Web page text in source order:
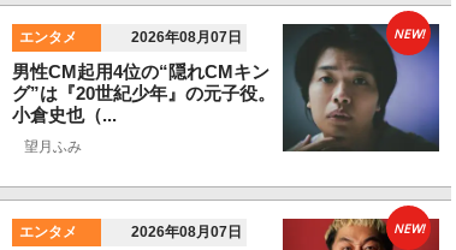
エンタメ 2026年08月07日
男性CM起用4位の“隠れCMキン
グ”は『20世紀少年』の元子役。
小倉史也（...
望月ふみ
NEW!
エンタメ 2026年08月07日 NEW!